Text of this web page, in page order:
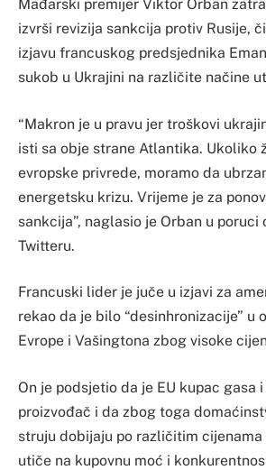
Mađarski premijer Viktor Orban
izvrši revizija sankcija protiv Rusije,
izjavu francuskog predsjednika
sukob u Ukrajini na različite načine
“Makron je u pravu jer troškovi
isti sa obje strane Atlantika. Ukoliko
evropske privrede, moramo da
energetsku krizu. Vrijeme je za
sankcija”, naglasio je Orban u poruci
Twitteru.
Francuski lider je juče u izjavi za
rekao da je bilo “desinhronizacije” u
Evrope i Vašingtona zbog visoke
On je podsjetio da je EU kupac gasa
proizvođač i da zbog toga
struju dobijaju po različitim
utiče na kupovnu moć i